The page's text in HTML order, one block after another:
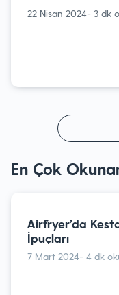
22 Nisan 2024- 3 dk
En Çok
Airfryer’da
İpuçları
7 Mart 2024- 4 dk